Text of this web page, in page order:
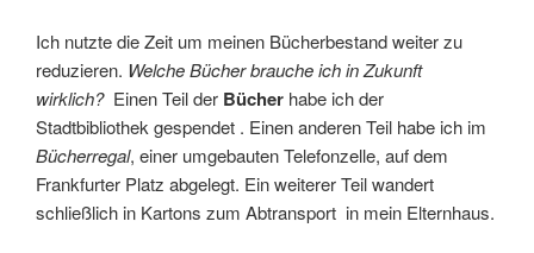
Ich nutzte die Zeit um meinen Bücherbestand weiter zu
reduzieren. Welche Bücher brauche ich in Zukunft
wirklich?Einen Teil der Bücher habe ich der
Stadtbibliothek gespendet . Einen anderen Teil habe ich im
Bücherregal, einer umgebauten Telefonzelle, auf dem
Frankfurter Platz abgelegt. Ein weiterer Teil wandert
schließlich in Kartons zum Abtransport in mein Elternhaus.